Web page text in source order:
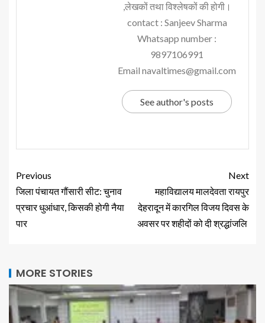
,लेखकों तथा विश्लेषकों की होगी।
contact : Sanjeev Sharma
Whatsapp number :
9897106991
Email navaltimes@gmail.com
See author's posts
Previous
जिला पंचायत गौंसारी सीट: चुनाव
प्रचार धुआंधार, किसकी होगी नैया
पार
Next
महाविद्यालय मालदेवता रायपुर
देहरादून में कारगिल विजय दिवस के
अवसर पर शहीदों को दी श्रद्धांजलि
MORE STORIES